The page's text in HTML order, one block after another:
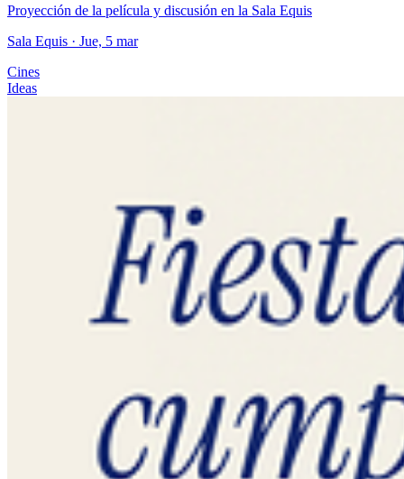
Proyección de la película y discusión en la Sala Equis
Sala Equis · Jue, 5 mar
Cines
Ideas